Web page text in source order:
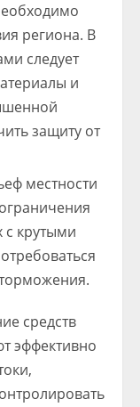
региона. В
следует
и
защиту от
местности
с крутыми
средств
эффективно